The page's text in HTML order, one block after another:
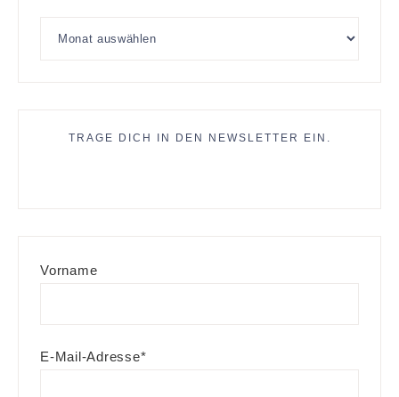
TRAGE DICH IN DEN NEWSLETTER EIN.
Vorname
E-Mail-Adresse*